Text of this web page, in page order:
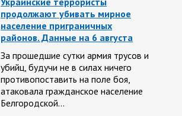
продолжают убивать мирное
население приграничных
районов. Данные на 6 августа
За прошедшие сутки армия трусов и
убийц, будучи не в силах ничего
противопоставить на поле боя,
атаковала гражданское население
Белгородской…